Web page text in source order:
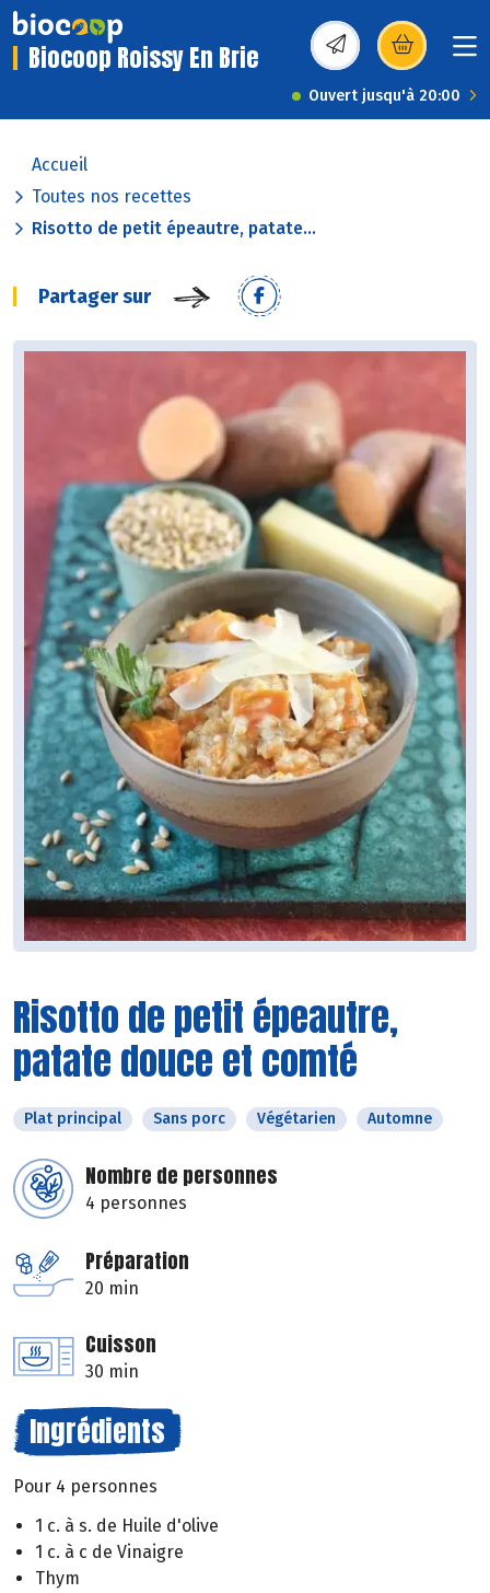
Biocoop Roissy En Brie (s’ouvre dans une
Ouvert jusqu'à 20:00
Accueil
Toutes nos recettes
Risotto de petit épeautre, patate...
Partager sur
Risotto de petit épeautre,
patate douce et comté
Plat principal Sans porc Végétarien Automne
Nombre de personnes
4 personnes
Préparation
20 min
Cuisson
30 min
Ingrédients
Pour 4 personnes
1 c. à s. de Huile d'olive
1 c. à c de Vinaigre
Thym